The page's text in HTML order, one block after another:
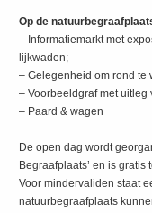
Op de
– Informatiemarkt met
lijkwaden;
– Gelegenheid om rond te
– Voorbeeldgraf met uitleg
– Paard & wagen
De open dag wordt
Begraafplaats’ en is gratis
Voor mindervaliden staat
natuurbegraafplaats